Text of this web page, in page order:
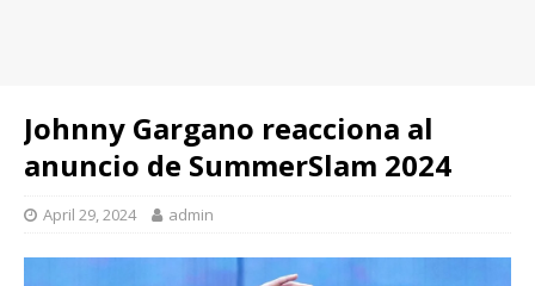
Johnny Gargano reacciona al
anuncio de SummerSlam 2024
April 29, 2024 admin